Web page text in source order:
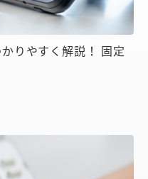
りやすく解説！ 固定